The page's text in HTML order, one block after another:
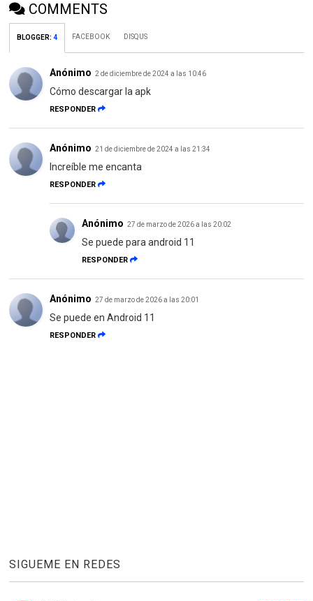
COMMENTS
BLOGGER:4 FACEBOOK DISQUS
Anónimo 2 de diciembre de 2024 a las 10:46
Cómo descargar la apk
RESPONDER
Anónimo 21 de diciembre de 2024 a las 21:34
Increíble me encanta
RESPONDER
Anónimo 27 de marzo de 2026 a las 20:02
Se puede para android 11
RESPONDER
Anónimo 27 de marzo de 2026 a las 20:01
Se puede en Android 11
RESPONDER
SIGUEME EN REDES